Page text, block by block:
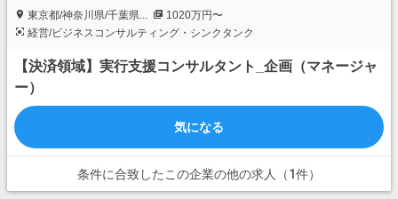
東京都/神奈川県/千葉県...
1020万円〜
経営/ビジネスコンサルティング・シンクタンク
【決済領域】実行支援コンサルタント_企画（マネージャ
ー）
気になる
条件に合致したこの企業の他の求人（1件）